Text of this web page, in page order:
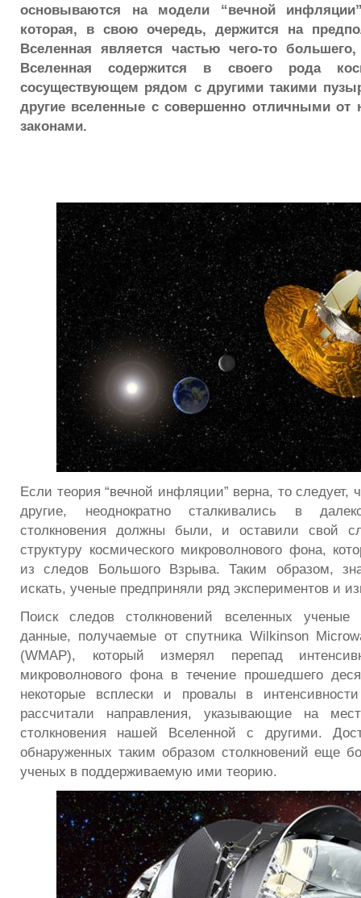
основываются на модели “вечной
которая, в свою очередь, держится на
Вселенная является частью чего-то большего,
Вселенная содержится в своего рода
сосуществующем рядом с другими такими
другие вселенные с совершенно отличными от
законами.
Если теория “вечной инфляции” верна, то следует,
другие, неоднократно сталкивались в
столкновения должны были, и оставили свой
структуру космического микроволнового фона,
из следов Большого Взрыва. Таким образом,
искать, ученые предприняли ряд экспериментов и
Поиск следов столкновений вселенных ученые
данные, получаемые от спутника Wilkinson
(WMAP), который измерял перепад
микроволнового фона в течение прошедшего
некоторые всплески и провалы в
рассчитали направления, указывающие на
столкновения нашей Вселенной с другими.
обнаруженных таким образом столкновений еще
ученых в поддерживаемую ими теорию.